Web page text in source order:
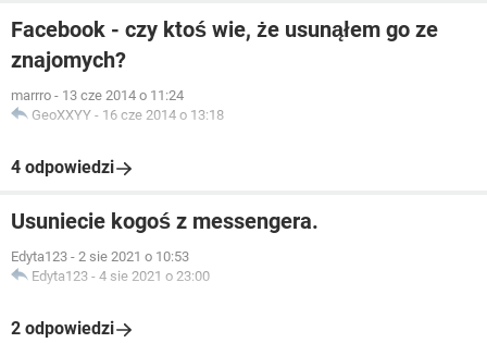
Facebook - czy ktoś wie, że usunąłem go ze
znajomych?
marrro - 13 cze 2014 o 11:24
GeoXXYY - 16 cze 2014 o 13:18
4 odpowiedzi
Usuniecie kogoś z messengera.
Edyta123 - 2 sie 2021 o 10:53
Edyta123 - 4 sie 2021 o 23:00
2 odpowiedzi